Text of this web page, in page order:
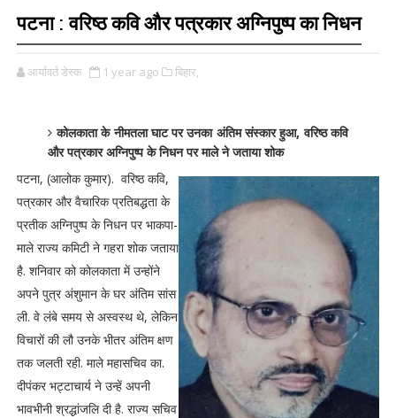
पटना : वरिष्ठ कवि और पत्रकार अग्निपुष्प का निधन
आर्यावर्त डेस्क 1 year ago बिहार,
कोलकाता के नीमतला घाट पर उनका अंतिम संस्कार हुआ, वरिष्ठ कवि
और पत्रकार अग्निपुष्प के निधन पर माले ने जताया शोक
पटना, (आलोक कुमार). वरिष्ठ कवि,
पत्रकार और वैचारिक प्रतिबद्धता के
प्रतीक अग्निपुष्प के निधन पर भाकपा-
माले राज्य कमिटी ने गहरा शोक जताया
है. शनिवार को कोलकाता में उन्होंने
अपने पुत्र अंशुमान के घर अंतिम सांस
ली. वे लंबे समय से अस्वस्थ थे, लेकिन
विचारों की लौ उनके भीतर अंतिम क्षण
तक जलती रही. माले महासचिव का.
दीपंकर भट्टाचार्य ने उन्हें अपनी
भावभीनी श्रद्धांजलि दी है. राज्य सचिव